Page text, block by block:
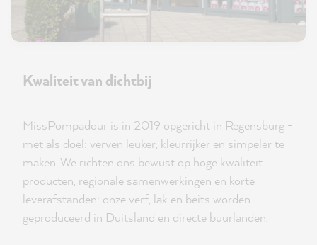
Kwaliteit van dichtbij
MissPompadour is in 2019 opgericht in Regensburg -
met als doel: verven leuker, kleurrijker en simpeler te
maken. We richten ons bewust op hoge kwaliteit
producten, regionale samenwerkingen en korte
leverafstanden: onze verf, lak en beits worden
geproduceerd in Duitsland en directe buurlanden.